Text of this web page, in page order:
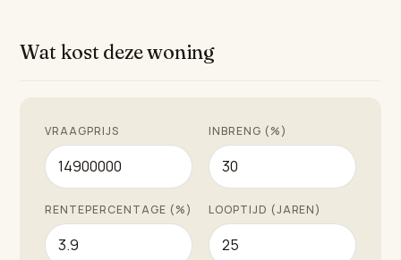
bad, een sauna en fitnessapparatuur van Technogym,
Extra functies zijn overvloedig, met een moderne
Gaggenau keuken, vloerverwarming overal,
aerothermische klimaatregeling, zonnepanelen,
alarmsysteem, glasvezel internet, overdekte
terrassen, barbecues, wasruimte, en een garage
Wat kost deze woning
VRAAGPRIJS INBRENG (%)
RENTEPERCENTAGE (%) LOOPTIJD (JAREN)